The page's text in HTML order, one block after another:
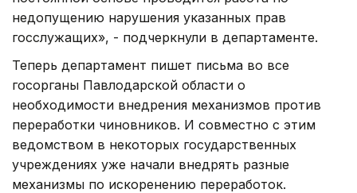
недопущению нарушения указанных прав
госслужащих», - подчеркнули в департаменте.
Теперь департамент пишет письма во все
госорганы Павлодарской области о
необходимости внедрения механизмов против
переработки чиновников. И совместно с этим
ведомством в некоторых государственных
учреждениях уже начали внедрять разные
механизмы по искоренению переработок.